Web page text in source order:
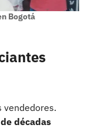
Bogotá
vendedores.
décadas